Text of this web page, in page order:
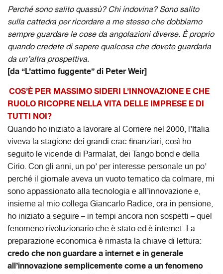
Perché sono salito quassù? Chi indovina? Sono salito
sulla cattedra per ricordare a me stesso che dobbiamo
sempre guardare le cose da angolazioni diverse. È proprio
quando credete di sapere qualcosa che dovete guardarla
da un’altra prospettiva.
[da “L’attimo fuggente” di Peter Weir]
COS’È PER MASSIMO SIDERI L’INNOVAZIONE E CHE
RUOLO RICOPRE NELLA VITA DELLE IMPRESE E DI
TUTTI NOI?
Quando ho iniziato a lavorare al Corriere nel 2000, l’Italia
viveva la stagione dei grandi crac finanziari, così ho
seguito le vicende di Parmalat, dei Tango bond e della
Cirio. Con gli anni, un po’ per interesse personale un po’
perché il giornale aveva un vuoto tematico da colmare, mi
sono appassionato alla tecnologia e all’innovazione e,
insieme al mio collega Giancarlo Radice, ora in pensione,
ho iniziato a seguire – in tempi ancora non sospetti – quel
fenomeno rivoluzionario che è stato ed è internet. La
preparazione economica è rimasta la chiave di lettura:
credo che non guardare a internet e in generale
all’innovazione semplicemente come a un fenomeno